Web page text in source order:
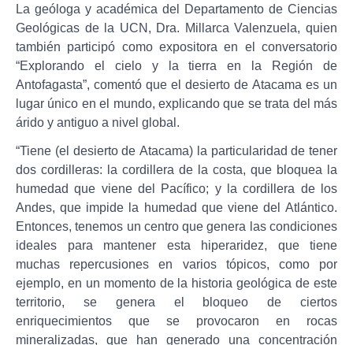
La geóloga y académica del Departamento de Ciencias
Geológicas de la UCN, Dra. Millarca Valenzuela, quien
también participó como expositora en el conversatorio
“Explorando el cielo y la tierra en la Región de
Antofagasta”, comentó que el desierto de Atacama es un
lugar único en el mundo, explicando que se trata del más
árido y antiguo a nivel global.
“Tiene (el desierto de Atacama) la particularidad de tener
dos cordilleras: la cordillera de la costa, que bloquea la
humedad que viene del Pacífico; y la cordillera de los
Andes, que impide la humedad que viene del Atlántico.
Entonces, tenemos un centro que genera las condiciones
ideales para mantener esta hiperaridez, que tiene
muchas repercusiones en varios tópicos, como por
ejemplo, en un momento de la historia geológica de este
territorio, se genera el bloqueo de ciertos
enriquecimientos que se provocaron en rocas
mineralizadas, que han generado una concentración